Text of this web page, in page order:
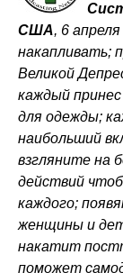
США, 6
накапливать;
Великой
каждый
для одежды;
наибольший
взгляните на
действий
каждого;
женщины и
накатит
поможет